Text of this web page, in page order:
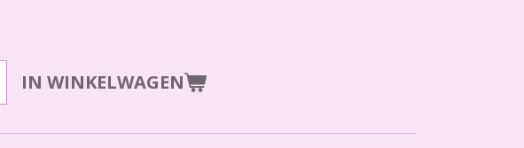
IN WINKELWAGEN